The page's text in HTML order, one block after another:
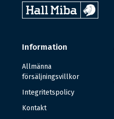
Information
Allmänna
försäljningsvillkor
Integritetspolicy
Kontakt